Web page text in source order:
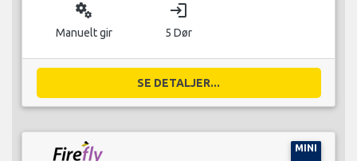
miscellaneous_services
Manuelt gir
login
5 Dør
SE DETALJER...
MINI